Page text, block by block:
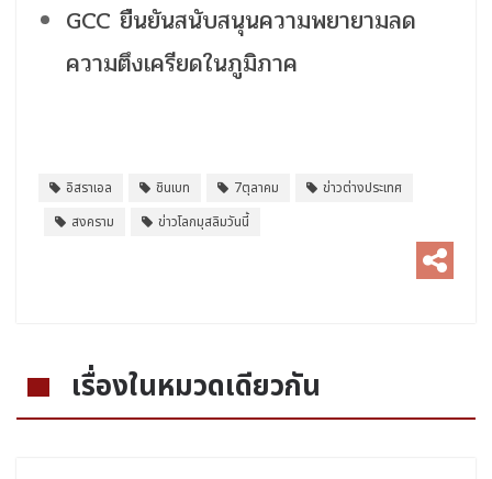
GCC ยืนยันสนับสนุนความพยายามลด
ความตึงเครียดในภูมิภาค
อิสราเอล ชินเบท 7ตุลาคม
ข่าวต่างประเทศ
สงคราม
ข่าวโลกมุสลิมวันนี้
เรื่องในหมวดเดียวกัน